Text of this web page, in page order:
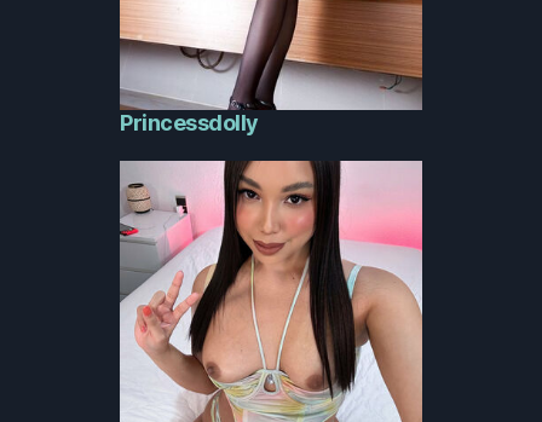
Princessdolly